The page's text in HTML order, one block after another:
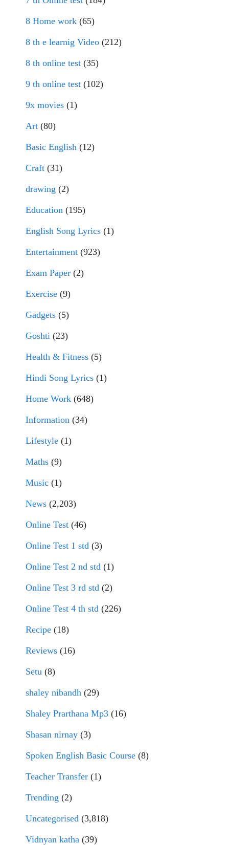
8 Home work (65)
8 th e learnig Video (212)
8 th online test (35)
9 th online test (102)
9x movies (1)
Art (80)
Basic English (12)
Craft (31)
drawing (2)
Education (195)
English Song Lyrics (1)
Entertainment (923)
Exam Paper (2)
Exercise (9)
Gadgets (5)
Goshti (23)
Health & Fitness (5)
Hindi Song Lyrics (1)
Home Work (648)
Information (34)
Lifestyle (1)
Maths (9)
Music (1)
News (2,203)
Online Test (46)
Online Test 1 std (3)
Online Test 2 nd std (1)
Online Test 3 rd std (2)
Online Test 4 th std (226)
Recipe (18)
Reviews (16)
Setu (8)
shaley nibandh (29)
Shaley Prarthana Mp3 (16)
Shasan nirnay (3)
Spoken English Basic Course (8)
Teacher Transfer (1)
Trending (2)
Uncategorised (3,818)
Vidnyan katha (39)